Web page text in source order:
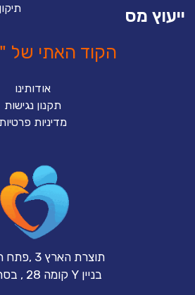
ייעוץ מס
תיקון 125 ד'
הקוד האתי של
אודותינו
תקנון נגישות
מדיניות פרטיות
תוצרת הארץ 3 ,פתח תקווה .
בניין Y קומה 28 , בסר סיטי